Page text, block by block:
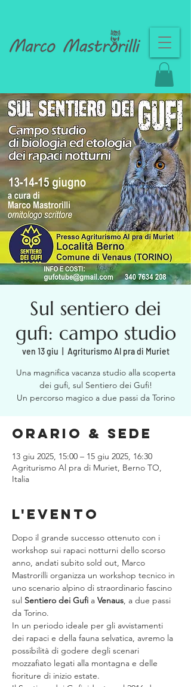
Sul sentiero dei
gufi: campo studio
ven 13 giu Agriturismo Al pra di Muriet
Una magnifica vacanza studio alla scoperta
dei gufi, sul Sentiero dei Gufi!
Un percorso magico a due passi da Torino
Orario & Sede
13 giu 2025, 15:00 – 15 giu 2025, 16:30
Agriturismo Al pra di Muriet, Berno TO,
Italia
L'evento
Dopo il grande successo ottenuto con i
workshop sui rapaci notturni dello scorso
anno, andati subito sold out, Marco
Mastrorilli organizza un workshop tecnico in
uno scenario alpino di straordinario fascino
sul Sentiero dei Gufi a Venaus, a due passi
da Torino.
In un periodo ideale per gli avvistamenti
dei rapaci e della fauna selvatica, avremo la
possibilità di godere degli scenari
mozzafiato legati alla montagna e delle
fioriture di inizio estate.